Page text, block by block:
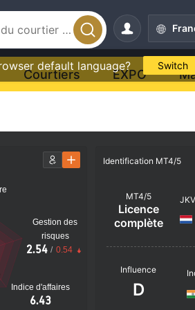
default language? Switch
Courtiers EXPO
Indice d'affaires
6.43
Gestion des
risques
2.54 / 0.54
Identification MT4/5
MT4/5
Licence
complète
Influence
D